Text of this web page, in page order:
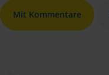
Mit Kommentare